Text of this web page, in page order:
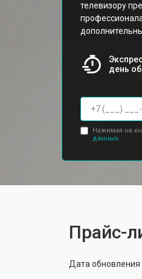
телевизору
день
Нажимая на
данных.
Прайс-
Дата обновления